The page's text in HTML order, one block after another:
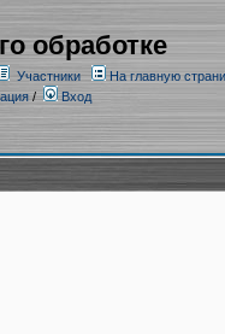
обработке
Участники
На главную
/ Вход